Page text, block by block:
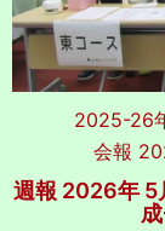
2025-26
会報
週報 2026年 5